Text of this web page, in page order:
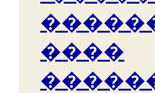
����